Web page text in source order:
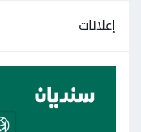
إعلانات